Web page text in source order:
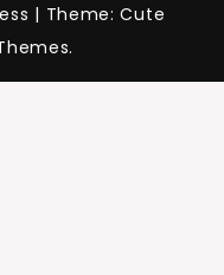
| Theme: Cute